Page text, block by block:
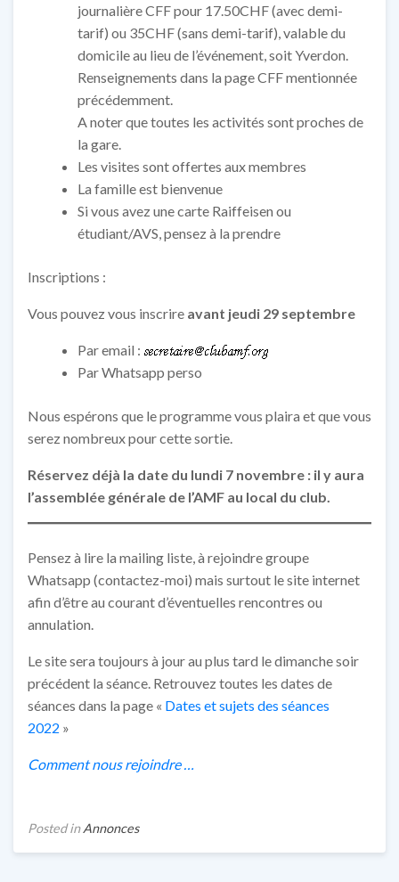
journalière CFF pour 17.50CHF (avec demi-
tarif) ou 35CHF (sans demi-tarif), valable du
domicile au lieu de l’événement, soit Yverdon.
Renseignements dans la page CFF mentionnée
précédemment.
A noter que toutes les activités sont proches de
la gare.
Les visites sont offertes aux membres
La famille est bienvenue
Si vous avez une carte Raiffeisen ou
étudiant/AVS, pensez à la prendre
Inscriptions :
Vous pouvez vous inscrire avant jeudi 29 septembre
Par email :
Par Whatsapp perso
Nous espérons que le programme vous plaira et que vous
serez nombreux pour cette sortie.
Réservez déjà la date du lundi 7 novembre : il y aura
l’assemblée générale de l’AMF au local du club.
Pensez à lire la mailing liste, à rejoindre groupe
Whatsapp (contactez-moi) mais surtout le site internet
afin d’être au courant d’éventuelles rencontres ou
annulation.
Le site sera toujours à jour au plus tard le dimanche soir
précédent la séance. Retrouvez toutes les dates de
séances dans la page « Dates et sujets des séances
2022 »
Comment nous rejoindre …
Posted inAnnonces